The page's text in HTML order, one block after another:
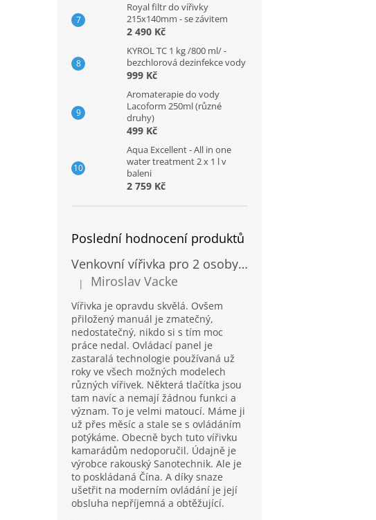
Royal filtr do vířivky
215x140mm - se závitem
2 490 Kč
KYROL TC 1 kg /800 ml/ -
bezchlorová dezinfekce vody
999 Kč
Aromaterapie do vody
Lacoform 250ml (různé
druhy)
499 Kč
Aqua Excellent - All in one
water treatment 2 x 1 l v
baleni
2 759 Kč
Poslední hodnocení produktů
Venkovní vířivka pro 2 osoby Sanotechnik Modena modrá 205x130cm
Hodnocení produktu je 3 z 5 hvězdiček.
| Miroslav Vacke
Vířivka je opravdu skvělá. Ovšem
přiložený manuál je zmatečný,
nedostatečný, nikdo si s tím moc
práce nedal. Ovládací panel je
zastaralá technologie používaná už
roky ve všech možných modelech
různých vířivek. Některá tlačítka jsou
tam navíc a nemají žádnou funkci a
význam. To je velmi matoucí. Máme ji
už přes měsíc a stale se s ovládáním
potýkáme. Obecně bych tuto vířivku
kamarádům nedoporučil. Údajně je
výrobce rakouský Sanotechnik. Ale je
to poskládaná Čína. A díky snaze
ušetřit na moderním ovládání je její
obsluha nepříjemná a obtěžující.